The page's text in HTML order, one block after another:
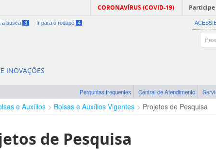
CORONAVÍRUS (COVID-19) Participe
a busca 3 Ir para o rodapé 4
INOVAÇÕES
Perguntas frequentes Central de Atendimento
e Auxílios Bolsas e Auxílios Vigentes Projetos de Pesquisa
de Pesquisa